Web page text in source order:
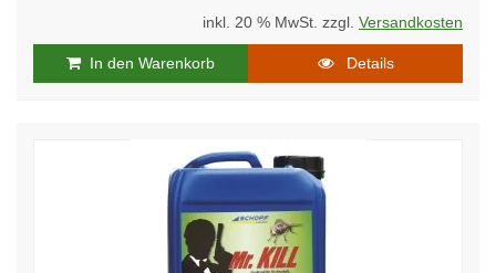
inkl. 20 % MwSt. zzgl. Versandkosten
In den Warenkorb Details